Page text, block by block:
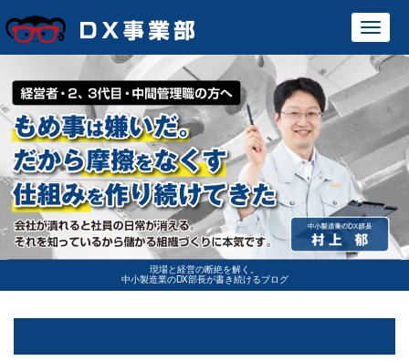
現場と経営の断絶を解く。
中小製造業のDX部長が書き続けるブログ